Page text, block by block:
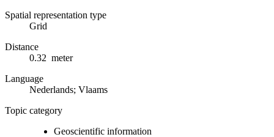
Spatial representation type
Grid
Distance
0.32 meter
Language
Nederlands; Vlaams
Topic category
Geoscientific information